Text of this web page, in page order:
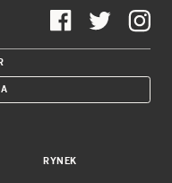
RYNEK